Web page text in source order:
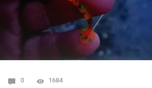
0 1684
0 1576
1 7983
0 6067